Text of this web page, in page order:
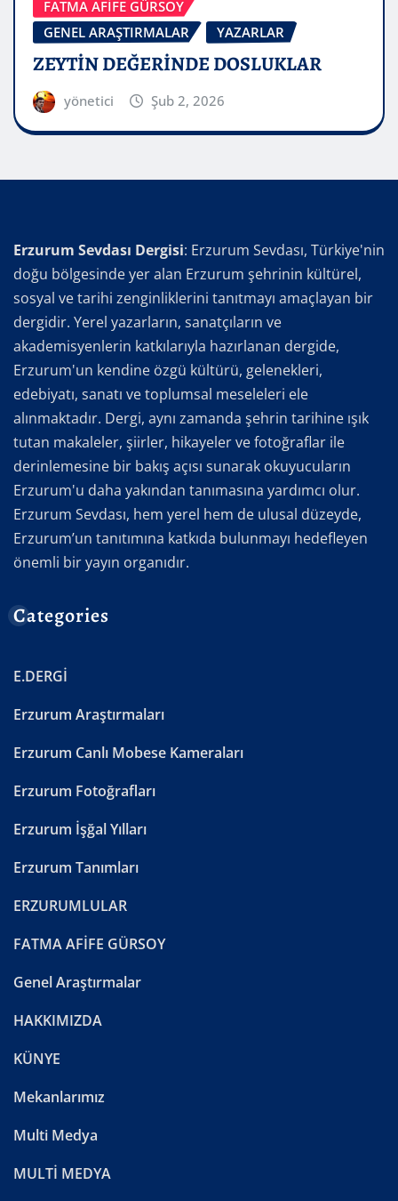
FATMA AFİFE GÜRSOY
GENEL ARAŞTIRMALAR
YAZARLAR
ZEYTİN DEĞERİNDE DOSLUKLAR
yönetici Şub 2, 2026
Erzurum Sevdası Dergisi: Erzurum Sevdası, Türkiye'nin
doğu bölgesinde yer alan Erzurum şehrinin kültürel,
sosyal ve tarihi zenginliklerini tanıtmayı amaçlayan bir
dergidir. Yerel yazarların, sanatçıların ve
akademisyenlerin katkılarıyla hazırlanan dergide,
Erzurum'un kendine özgü kültürü, gelenekleri,
edebiyatı, sanatı ve toplumsal meseleleri ele
alınmaktadır. Dergi, aynı zamanda şehrin tarihine ışık
tutan makaleler, şiirler, hikayeler ve fotoğraflar ile
derinlemesine bir bakış açısı sunarak okuyucuların
Erzurum'u daha yakından tanımasına yardımcı olur.
Erzurum Sevdası, hem yerel hem de ulusal düzeyde,
Erzurum’un tanıtımına katkıda bulunmayı hedefleyen
önemli bir yayın organıdır.
Categories
E.DERGİ
Erzurum Araştırmaları
Erzurum Canlı Mobese Kameraları
Erzurum Fotoğrafları
Erzurum İşğal Yılları
Erzurum Tanımları
ERZURUMLULAR
FATMA AFİFE GÜRSOY
Genel Araştırmalar
HAKKIMIZDA
KÜNYE
Mekanlarımız
Multi Medya
MULTİ MEDYA